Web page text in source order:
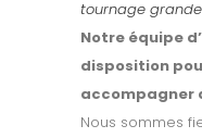
tournage
Notre équipe
disposition
accompagner
Nous sommes